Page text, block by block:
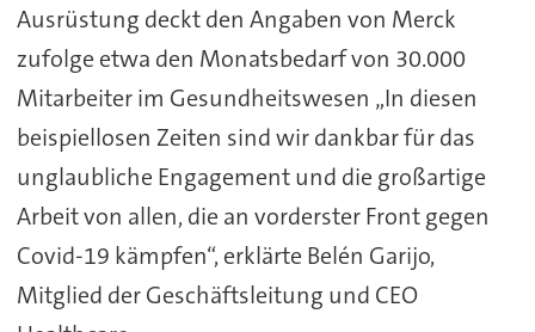
Ausrüstung deckt den Angaben von Merck
zufolge etwa den Monatsbedarf von 30.000
Mitarbeiter im Gesundheitswesen „In diesen
beispiellosen Zeiten sind wir dankbar für das
unglaubliche Engagement und die großartige
Arbeit von allen, die an vorderster Front gegen
Covid-19 kämpfen“, erklärte Belén Garijo,
Mitglied der Geschäftsleitung und CEO